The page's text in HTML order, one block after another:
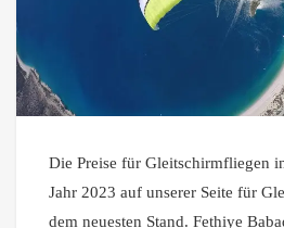
Die Preise für Gleitschirmfliegen
Jahr 2023 auf unserer Seite für
dem neuesten Stand. Fethiye